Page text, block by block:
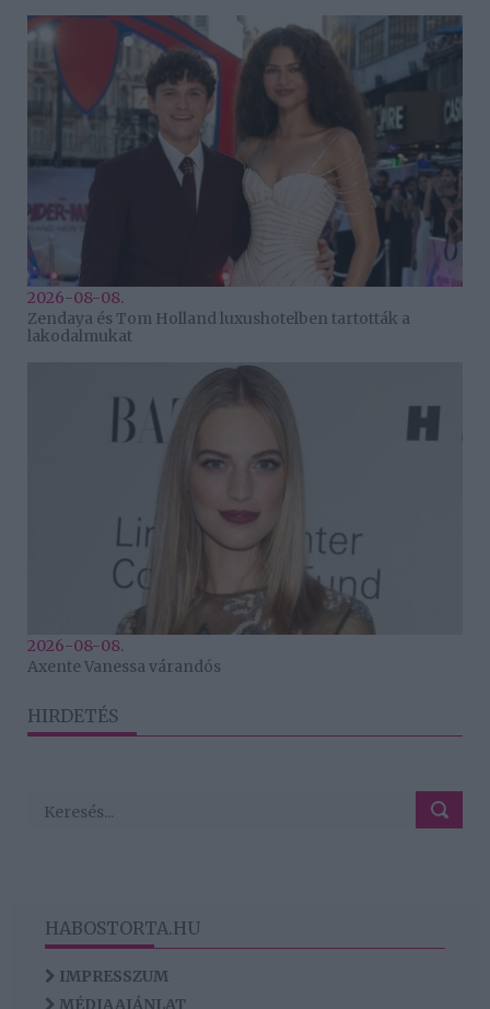
2026-08-08.
Zendaya és Tom Holland luxushotelben tartották a
lakodalmukat
2026-08-08.
Axente Vanessa várandós
HIRDETÉS
HABOSTORTA.HU
IMPRESSZUM
MÉDIAAJÁNLAT